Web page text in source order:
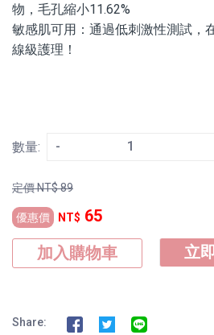
物，毛孔縮小11.62%
敏感肌可用：通過低刺激性測試，
線級護理！
數量: -
定價NT$89
優惠價 NT$ 65
加入購物車
立
Share: